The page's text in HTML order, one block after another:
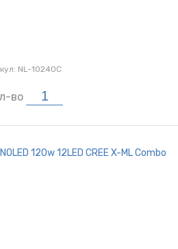
NL-10240C
во
120w 12LED CREE X-ML Combo